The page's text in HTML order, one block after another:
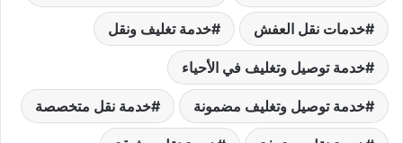
خدمات نقل العفش خدمة تغليف ونقل
خدمة توصيل وتغليف في الأحياء
خدمة توصيل وتغليف مضمونة خدمة نقل متخصصة